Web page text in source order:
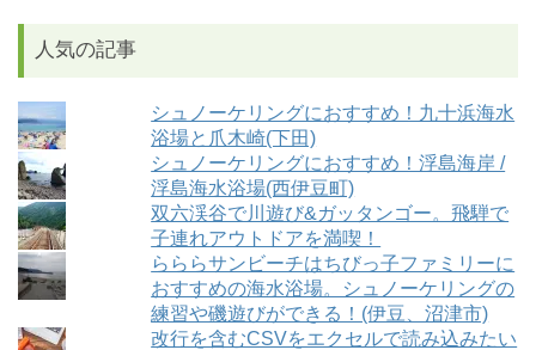
人気の記事
シュノーケリングにおすすめ！九十浜海水
浴場と爪木崎(下田)
シュノーケリングにおすすめ！浮島海岸 /
浮島海水浴場(西伊豆町)
双六渓谷で川遊び&ガッタンゴー。飛騨で
子連れアウトドアを満喫！
らららサンビーチはちびっ子ファミリーに
おすすめの海水浴場。シュノーケリングの
練習や磯遊びができる！(伊豆、沼津市)
改行を含むCSVをエクセルで読み込みたい